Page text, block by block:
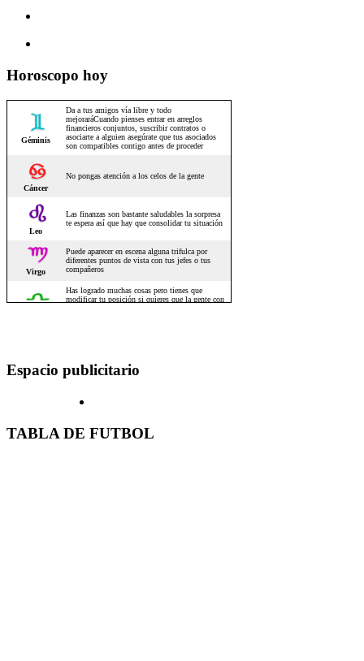
Horoscopo hoy
Espacio publicitario
TABLA DE FUTBOL